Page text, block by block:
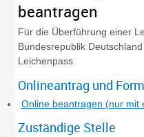
beantragen
Für die Überführung einer
Bundesrepublik
Leichenpass.
Onlineantrag und
Online beantragen (nur mit
Zuständige Stelle